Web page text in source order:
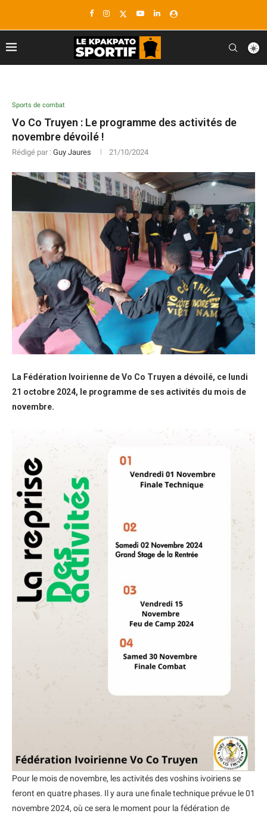
Sports de combat
Vo Co Truyen : Le programme des activités de
novembre dévoilé !
Rédigé par : Guy Jaures 21/10/2024
La Fédération Ivoirienne de Vo Co Truyen a dévoilé, ce lundi
21 octobre 2024, le programme de ses activités du mois de
novembre.
Pour le mois de novembre, les activités des voshins ivoiriens se
feront en quatre phases. Il y aura une finale technique prévue le 01
novembre 2024, où ce sera le moment pour la fédération de